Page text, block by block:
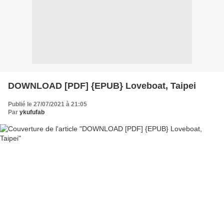
DOWNLOAD [PDF] {EPUB} Loveboat, Taipei
Publié le 27/07/2021 à 21:05
Par ykufufab